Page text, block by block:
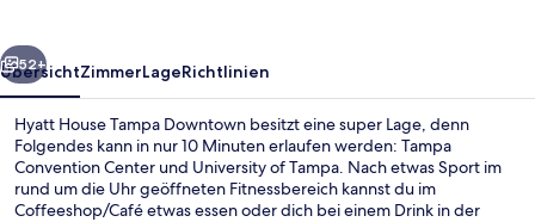
Weiter
52+
ÜbersichtZimmerLageRichtlinien
Hyatt House Tampa Downtown besitzt eine super Lage, denn
Folgendes kann in nur 10 Minuten erlaufen werden: Tampa
Convention Center und University of Tampa. Nach etwas Sport im
rund um die Uhr geöffneten Fitnessbereich kannst du im
Coffeeshop/Café etwas essen oder dich bei einem Drink in der